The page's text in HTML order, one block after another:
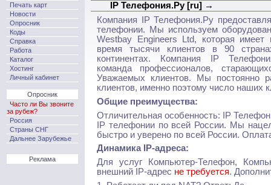
Печать карт
Новости
Опросник
Коды
Справка
Работа
Каталог
Хостинг
Личный кабинет
Опросник
Часто ли Вы звоните
за рубеж?
Россия
Страны СНГ
Дальнее Зарубежье
Реклама
IP Телефония.Ру [ru] →
Компания IP Телефония.Ру
телефонии. Мы используем
Westbay Engineers Ltd, которая имеет
время тысячи клиентов в 90
континентах. Компания IP
команда профессионалов,
Уважаемых клиентов. Мы постоянно
клиентов, именно поэтому число наших
Общие преимущества:
Отличительная особенность: IP
IP телефонии по всей России. Мы
быстро и уверено по всей России.
Динамика IP-адреса:
Для услуг Компьютер-Телефон,
внешний IP-адрес не требуется.